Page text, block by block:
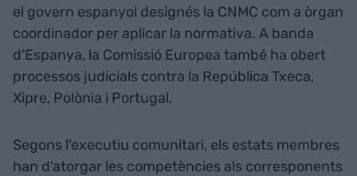
el govern espanyol designés la CNMC com a òrgan
coordinador per aplicar la normativa. A banda
d'Espanya, la Comissió Europea també ha obert
processos judicials contra la República Txeca,
Xipre, Polònia i Portugal.
Segons l'executiu comunitari, els estats membres
han d'atorgar les competències als corresponents